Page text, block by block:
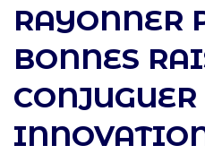
RAYONNER
BONNES
CONJUGUER